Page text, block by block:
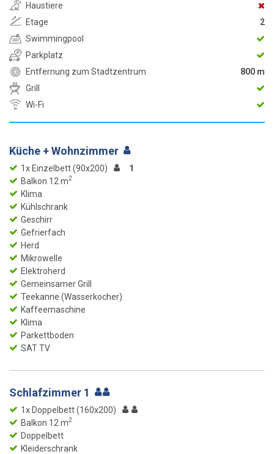
Haustiere
Etage
2
Swimmingpool
Parkplatz
Entfernung zum Stadtzentrum
800 m
Grill
Wi-Fi
Küche + Wohnzimmer
1x Einzelbett (90x200)
1
Balkon 12 m2
Klima
Kühlschrank
Geschirr
Gefrierfach
Herd
Mikrowelle
Elektroherd
Gemeinsamer Grill
Teekanne (Wasserkocher)
Kaffeemaschine
Klima
Parkettboden
SAT TV
Schlafzimmer 1
1x Doppelbett (160x200)
Balkon 12 m2
Doppelbett
Kleiderschrank